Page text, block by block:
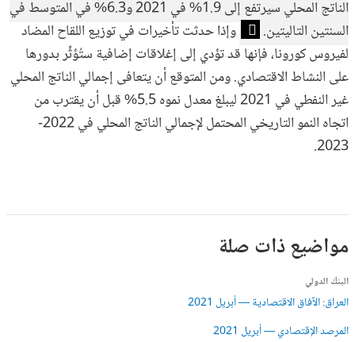
الناتج المحلي سيرتفع إلى 1.9% في 2021 و6.3% في المتوسط في
السنتين التاليتين.
وإذا حدثت تأخيرات في توزيع اللقاح المضاد
لفيروس كورونا، فإنها قد تؤدي إلى إغلاقات إضافية ستُؤثِّر بدورها
على النشاط الاقتصادي. ومن المتوقع أن يتعافى إجمالي الناتج المحلي
غير النفطي في 2021 ليبلغ معدل نموه 5.5% قبل أن يقترب من
اتجاه النمو التاريخي المحتمل لإجمالي الناتج المحلي في 2022-
2023.
مواضيع ذات صلة
البنك الدولي
العراق: الآفاق الاقتصادية — أبريل 2021
المرصد الإقتصادي — أبريل 2021